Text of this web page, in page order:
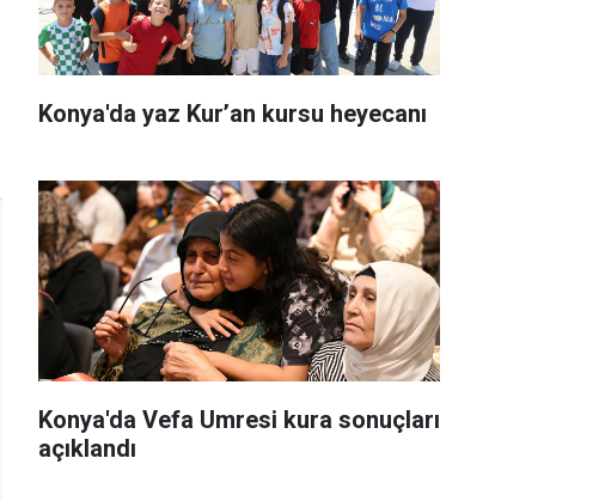
Konya'da yaz Kur’an kursu heyecanı
Konya'da Vefa Umresi kura sonuçları
açıklandı